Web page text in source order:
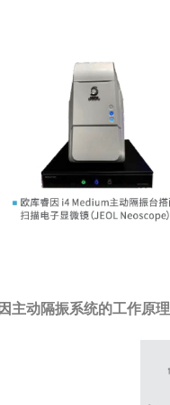
主动隔振系统的工作原理